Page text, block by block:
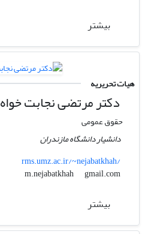
بیشتر
هیات تحریریه
دکتر مرتضی نجابت خواه
حقوق عمومی
دانشیار دانشگاه مازندران
rms.umz.ac.ir/~nejabatkhah/
m.nejabatkhah
gmail.com
بیشتر